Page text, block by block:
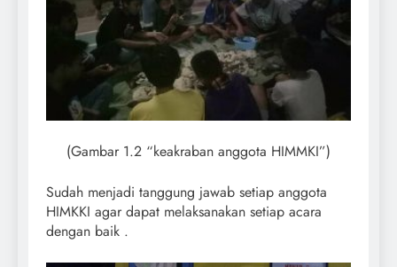
(Gambar 1.2 “keakraban anggota HIMMKI”)
Sudah menjadi tanggung jawab setiap anggota
HIMKKI agar dapat melaksanakan setiap acara
dengan baik .